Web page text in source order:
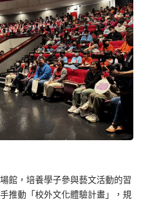
館，培養學子參與藝文活動的習
推動「校外文化體驗計畫」，規